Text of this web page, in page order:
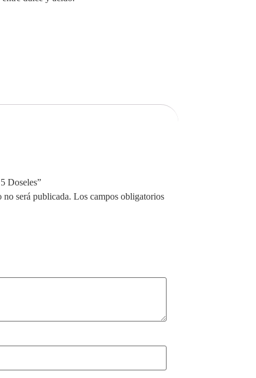
Doseles”
será publicada. Los campos obligatorios